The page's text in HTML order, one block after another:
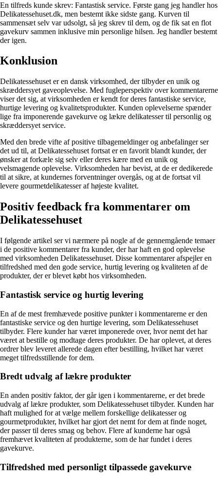
En tilfreds kunde skrev: Fantastisk service. Første gang jeg handler hos
Delikatessehuset.dk, men bestemt ikke sidste gang. Kurven til
sammensæt selv var udsolgt, så jeg skrev til dem, og de fik sat en flot
gavekurv sammen inklusive min personlige hilsen. Jeg handler bestemt
der igen.
Konklusion
Delikatessehuset er en dansk virksomhed, der tilbyder en unik og
skræddersyet gaveoplevelse. Med fugleperspektiv over kommentarerne
viser det sig, at virksomheden er kendt for deres fantastiske service,
hurtige levering og kvalitetsprodukter. Kunden oplevelserne spænder
lige fra imponerende gavekurve og lækre delikatesser til personlig og
skræddersyet service.
Med den brede vifte af positive tilbagemeldinger og anbefalinger ser
det ud til, at Delikatessehuset fortsat er en favorit blandt kunder, der
ønsker at forkæle sig selv eller deres kære med en unik og
velsmagende oplevelse. Virksomheden har bevist, at de er dedikerede
til at sikre, at kundernes forventninger overgås, og at de fortsat vil
levere gourmetdelikatesser af højeste kvalitet.
Positiv feedback fra kommentarer om
Delikatessehuset
I følgende artikel ser vi nærmere på nogle af de gennemgående temaer
i de positive kommentarer fra kunder, der har haft en god oplevelse
med virksomheden Delikatessehuset. Disse kommentarer afspejler en
tilfredshed med den gode service, hurtig levering og kvaliteten af de
produkter, der er blevet købt hos virksomheden.
Fantastisk service og hurtig levering
En af de mest fremhævede positive punkter i kommentarerne er den
fantastiske service og den hurtige levering, som Delikatessehuset
tilbyder. Flere kunder har været imponerede over, hvor nemt det har
været at bestille og modtage deres produkter. De har oplevet, at deres
ordrer blev leveret allerede dagen efter bestilling, hvilket har været
meget tilfredsstillende for dem.
Bredt udvalg af lækre produkter
En anden positiv faktor, der går igen i kommentarerne, er det brede
udvalg af lækre produkter, som Delikatessehuset tilbyder. Kunden har
haft mulighed for at vælge mellem forskellige delikatesser og
gourmetprodukter, hvilket har gjort det nemt for dem at finde noget,
der passer til deres smag og behov. Flere af kunderne har også
fremhævet kvaliteten af produkterne, som de har fundet i deres
gavekurve.
Tilfredshed med personligt tilpassede gavekurve